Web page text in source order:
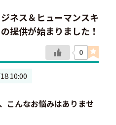
ネス＆ヒューマンスキ
提供が始まりました！
0
10:00
こんなお悩みはありませ